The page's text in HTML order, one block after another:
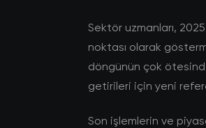
Sektör uzmanları,
noktası olarak
döngünün çok
getirileri için yeni
Son işlemlerin ve